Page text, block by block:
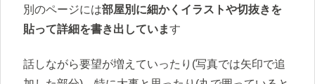
別のページには部屋別に細かくイラストや切抜きを
貼って詳細を書き出しています
話しながら要望が増えていったり(写真では矢印で追